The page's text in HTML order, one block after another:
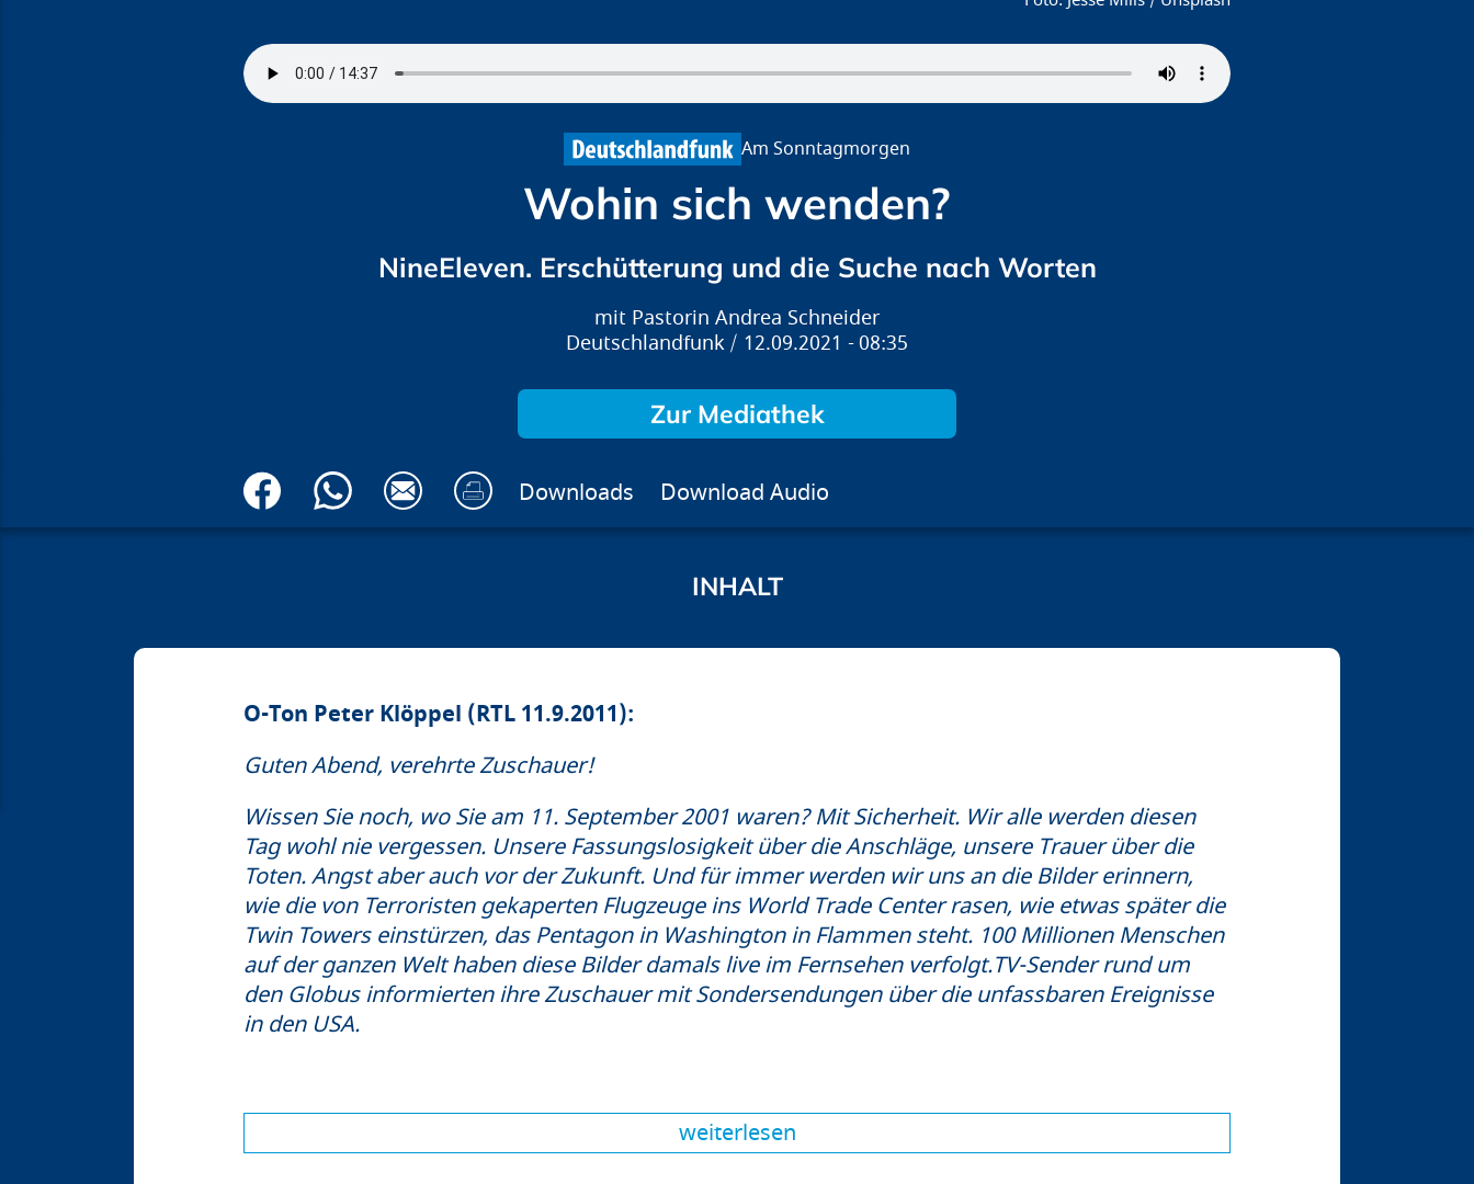
Am Sonntagmorgen
Wohin sich wenden?
NineEleven. Erschütterung und die Suche nach Worten
Pastorin Andrea Schneider
Deutschlandfunk
12.09.2021 08:35
Zur Mediathek
Downloads Download Audio
O-Ton Peter Klöppel (RTL 11.9.2011):
Guten Abend, verehrte Zuschauer!
Wissen Sie noch, wo Sie am 11. September 2001 waren? Mit Sicherheit. Wir alle werden diesen
Tag wohl nie vergessen. Unsere Fassungslosigkeit über die Anschläge, unsere Trauer über die
Toten. Angst aber auch vor der Zukunft. Und für immer werden wir uns an die Bilder erinnern,
wie die von Terroristen gekaperten Flugzeuge ins World Trade Center rasen, wie etwas später die
Twin Towers einstürzen, das Pentagon in Washington in Flammen steht. 100 Millionen Menschen
auf der ganzen Welt haben diese Bilder damals live im Fernsehen verfolgt.TV-Sender rund um
den Globus informierten ihre Zuschauer mit Sondersendungen über die unfassbaren Ereignisse
in den USA.
weiterlesen